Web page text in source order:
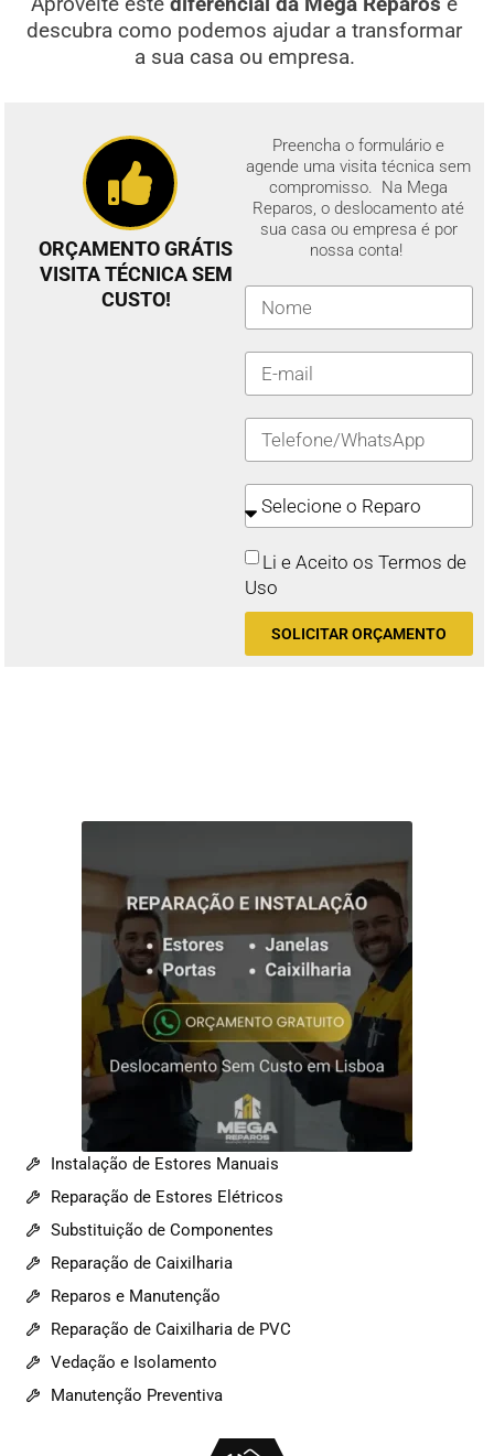
descubra como podemos ajudar a transformar
a sua casa ou empresa.
ORÇAMENTO GRÁTIS
VISITA TÉCNICA SEM
CUSTO!
Preencha o formulário e
agende uma visita técnica sem
compromisso. Na Mega
Reparos, o deslocamento até
sua casa ou empresa é por
nossa conta!
Li e Aceito os Termos de
Uso
SOLICITAR ORÇAMENTO
Instalação de Estores Manuais
Reparação de Estores Elétricos
Substituição de Componentes
Reparação de Caixilharia
Reparos e Manutenção
Reparação de Caixilharia de PVC
Vedação e Isolamento
Manutenção Preventiva